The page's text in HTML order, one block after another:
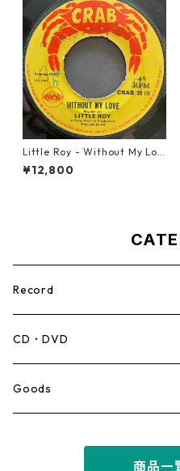
Little Roy - Without My Lov
e【7-21990】
¥12,800
Record
Mento,Calypso,Ballad
Ska
CD・DVD
Goods
商品一